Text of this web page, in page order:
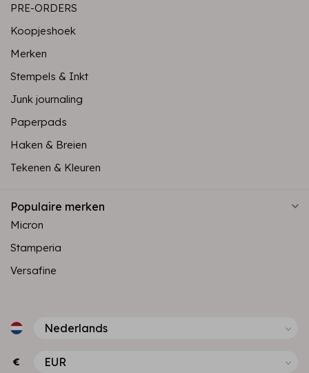
PRE-ORDERS
Koopjeshoek
Merken
Stempels & Inkt
Junk journaling
Paperpads
Haken & Breien
Tekenen & Kleuren
Populaire merken
Micron
Stamperia
Versafine
€